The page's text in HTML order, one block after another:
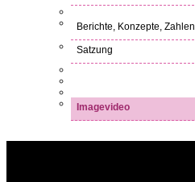
Berichte, Konzepte, Zahlen
Satzung
Imagevideo